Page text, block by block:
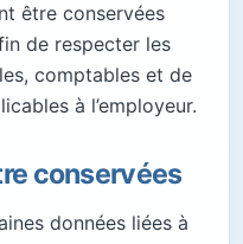
être conservées
de respecter les
comptables et de
à l’employeur.
conservées
données liées à